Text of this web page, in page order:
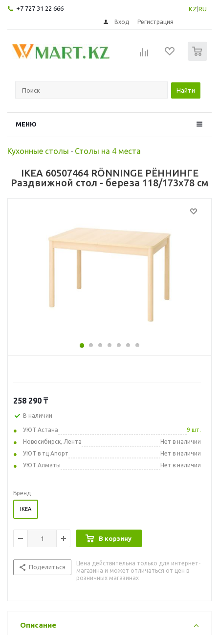
+7 727 31 22 666 KZ RU
Вход Регистрация
Найти
МЕНЮ
Кухонные столы - Столы на 4 места
IKEA 60507464 RÖNNINGE РЁННИНГЕ
Раздвижной стол - береза 118/173x78 см
258 290 ₸
В наличии
УЮТ Астана
9 шт.
Новосибирск, Лента
Нет в наличии
УЮТ в тц Апорт
Нет в наличии
УЮТ Алматы
Нет в наличии
Бренд
IKEA
В корзину
Поделиться
Цена действительна только для интернет-
магазина и может отличаться от цен в
розничных магазинах
Описание